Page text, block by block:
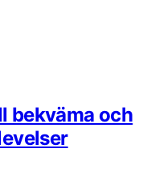
bekväma och